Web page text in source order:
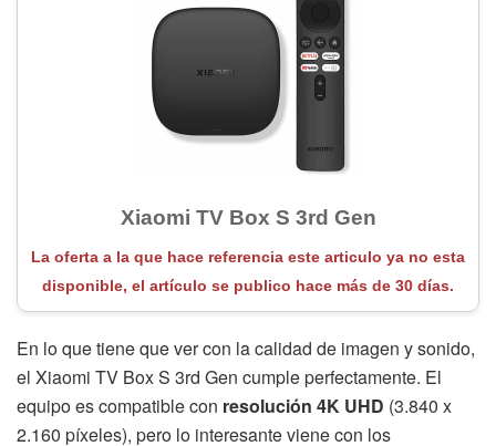
Xiaomi TV Box S 3rd Gen
La oferta a la que hace referencia este articulo ya no esta
disponible, el artículo se publico hace más de 30 días.
En lo que tiene que ver con la calidad de imagen y sonido,
el Xiaomi TV Box S 3rd Gen cumple perfectamente. El
equipo es compatible con resolución 4K UHD (3.840 x
2.160 píxeles), pero lo interesante viene con los